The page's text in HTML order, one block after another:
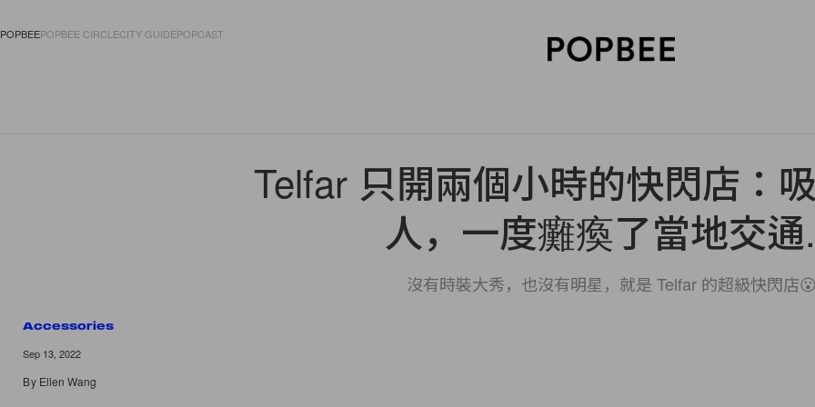
POPBEEPOPBEE CIRCLECITY GUIDEPOPCAST
Telfar 只開兩個小時的快閃店：
人，一度癱瘓了當地交通
沒有時裝大秀，也沒有明星，就是 Telfar 的超級快閃店😮
Accessories
Sep 13, 2022
By Ellen Wang